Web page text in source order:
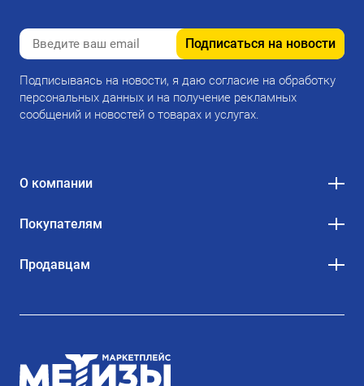
Подписаться на новости
Подписываясь на новости, я даю согласие на обработку
персональных данных и на получение рекламных
сообщений и новостей о товарах и услугах.
О компании
Покупателям
Продавцам